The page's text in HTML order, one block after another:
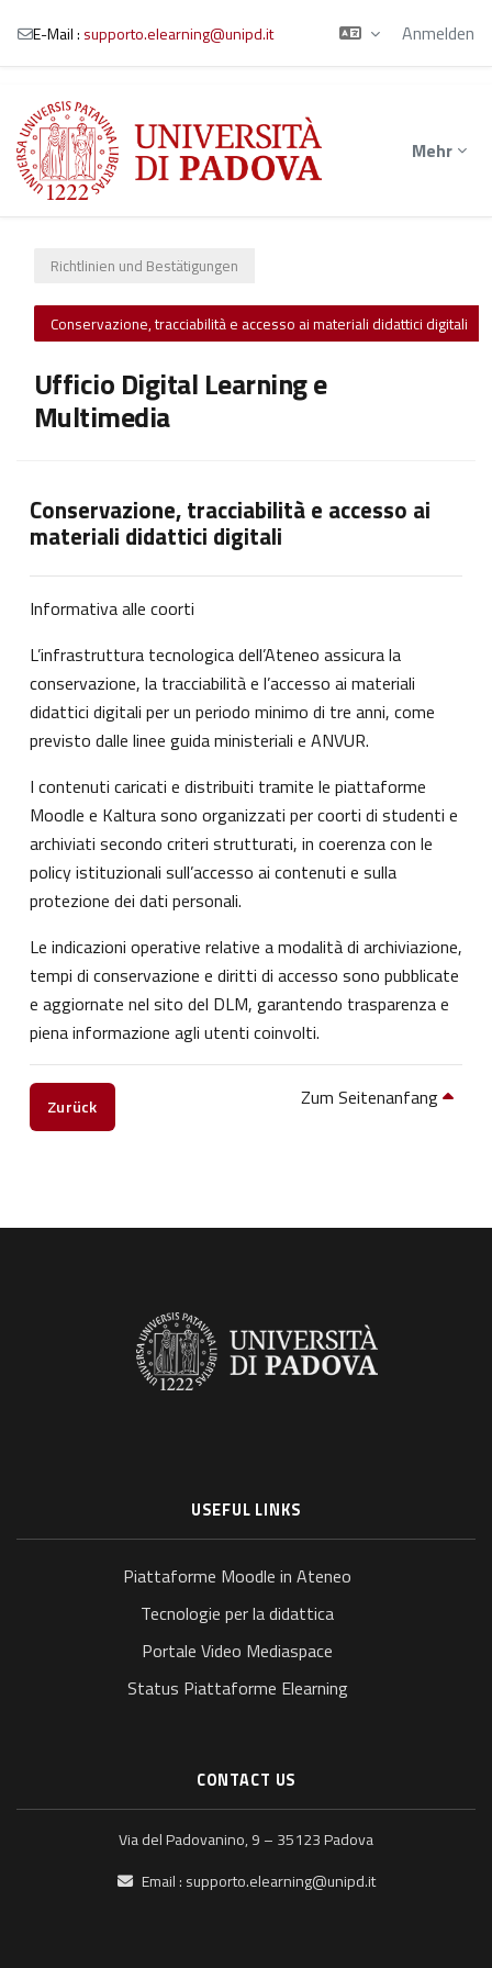
Zum Hauptinhalt
E-Mail : supporto.elearning@unipd.it Anmelden
Mehr
Richtlinien und Bestätigungen
Conservazione, tracciabilità e accesso ai materiali didattici digitali
Ufficio Digital Learning e
Multimedia
Conservazione, tracciabilità e accesso ai
materiali didattici digitali
Informativa alle coorti
L’infrastruttura tecnologica dell’Ateneo assicura la
conservazione, la tracciabilità e l’accesso ai materiali
didattici digitali per un periodo minimo di tre anni, come
previsto dalle linee guida ministeriali e ANVUR.
I contenuti caricati e distribuiti tramite le piattaforme
Moodle e Kaltura sono organizzati per coorti di studenti e
archiviati secondo criteri strutturati, in coerenza con le
policy istituzionali sull’accesso ai contenuti e sulla
protezione dei dati personali.
Le indicazioni operative relative a modalità di archiviazione,
tempi di conservazione e diritti di accesso sono pubblicate
e aggiornate nel sito del DLM, garantendo trasparenza e
piena informazione agli utenti coinvolti.
Zurück Zum Seitenanfang
USEFUL LINKS
Piattaforme Moodle in Ateneo
Tecnologie per la didattica
Portale Video Mediaspace
Status Piattaforme Elearning
CONTACT US
Via del Padovanino, 9 – 35123 Padova
Email : supporto.elearning@unipd.it